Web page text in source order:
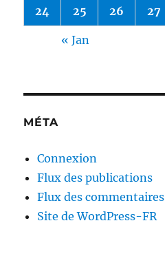
24 25 26 27
« Jan
MÉTA
Connexion
Flux des publications
Flux des commentaires
Site de WordPress-FR